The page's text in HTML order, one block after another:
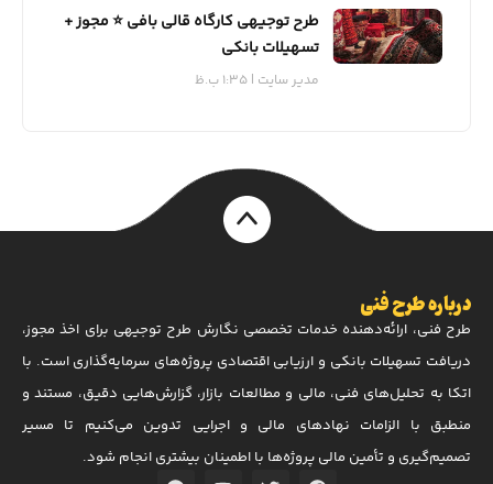
طرح توجیهی کارگاه قالی بافی ⭐️ مجوز +
تسهیلات بانکی
مدیر سایت 1:35 ب.ظ
درباره طرح فنی
طرح فنی، ارائه‌دهنده خدمات تخصصی نگارش طرح توجیهی برای اخذ مجوز،
دریافت تسهیلات بانکی و ارزیابی اقتصادی پروژه‌های سرمایه‌گذاری است. با
اتکا به تحلیل‌های فنی، مالی و مطالعات بازار، گزارش‌هایی دقیق، مستند و
منطبق با الزامات نهادهای مالی و اجرایی تدوین می‌کنیم تا مسیر
تصمیم‌گیری و تأمین مالی پروژه‌ها با اطمینان بیشتری انجام شود.